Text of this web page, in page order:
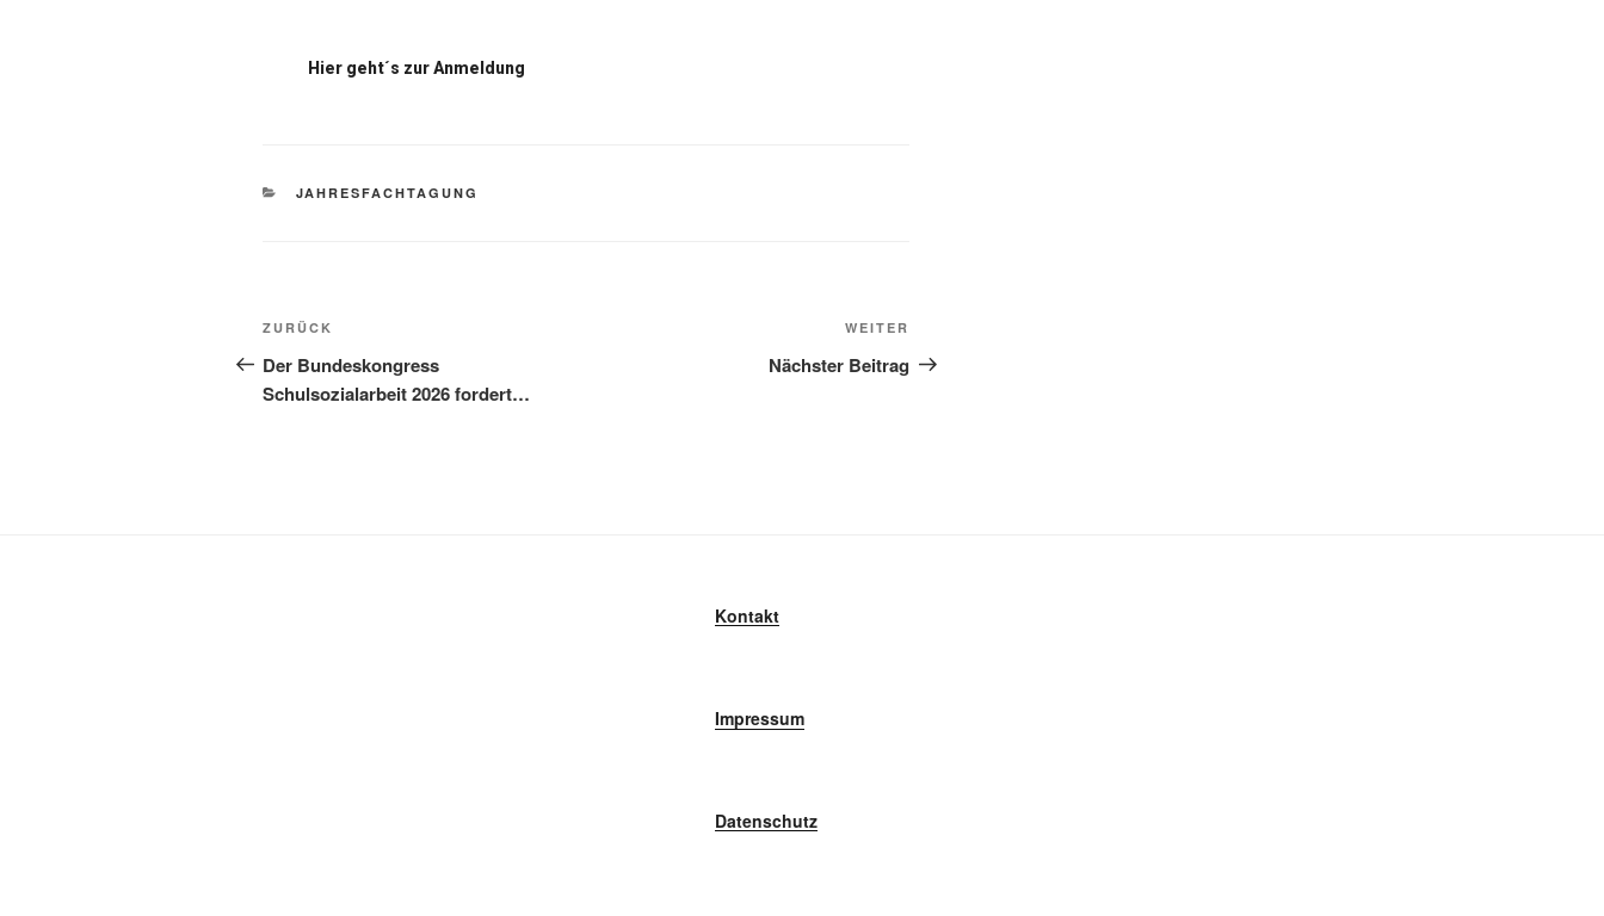
Hier geht´s zur Anmeldung
JAHRESFACHTAGUNG
ZURÜCK
Der Bundeskongress
Schulsozialarbeit 2026 fordert…
WEITER
Nächster Beitrag
Kontakt
Impressum
Datenschutz